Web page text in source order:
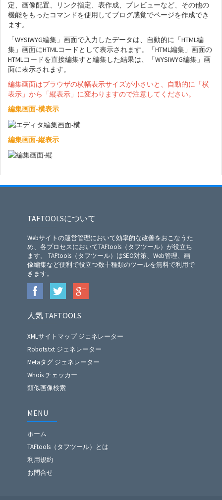
定、画像配置、リンク指定、表作成、プレビューなど、その他の
機能をもったコマンドを使用してブログ感覚でページを作成でき
ます。
「WYSIWYG編集」画面で入力したデータは、自動的に「HTML編
集」画面にHTMLコードとして表示されます。「HTML編集」画面の
HTMLコードを直接編集すと編集した結果は、「WYSIWYG編集」画
面に表示されます。
編集画面はブラウザの横幅表示サイズが小さいと、自動的に「横
表示」から「縦表示」に変わりますので注意してください。
編集画面-横表示
編集画面-縦表示
TAFTOOLSについて
Webサイトの運営管理において効率的な改善をおこなうた
め、各プロセスにおいてTAFtools（タフツール）が役立ち
ます。 TAFtools（タフツール）はSEO対策、Web管理、画
像編集など便利で役立つ数十種類のツールを無料で利用で
きます。
人気 TAFTOOLS
XMLサイトマップ ジェネレーター
Robots.txt ジェネレーター
Metaタグ ジェネレーター
Whois チェッカー
類似画像検索
MENU
ホーム
TAFtools（タフツール）とは
利用規約
お問合せ